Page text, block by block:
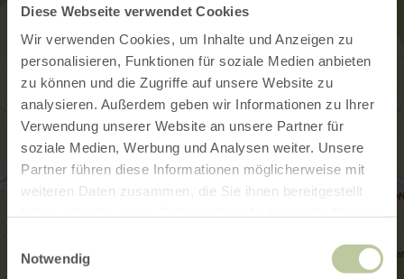
Diese Webseite verwendet Cookies
Wir verwenden Cookies, um Inhalte und Anzeigen zu
personalisieren, Funktionen für soziale Medien anbieten
zu können und die Zugriffe auf unsere Website zu
analysieren. Außerdem geben wir Informationen zu Ihrer
Verwendung unserer Website an unsere Partner für
soziale Medien, Werbung und Analysen weiter. Unsere
Partner führen diese Informationen möglicherweise mit
weiteren Daten zusammen, die Sie ihnen bereitgestellt
Notwendig